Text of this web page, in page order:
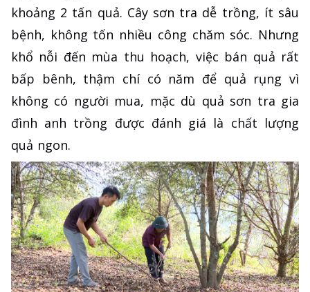
khoảng 2 tấn quả. Cây sơn tra dễ trồng, ít sâu
bệnh, không tốn nhiều công chăm sóc. Nhưng
khổ nỗi đến mùa thu hoạch, việc bán quả rất
bấp bênh, thậm chí có năm để quả rụng vì
không có người mua, mặc dù quả sơn tra gia
đình anh trồng được đánh giá là chất lượng
quả ngon.